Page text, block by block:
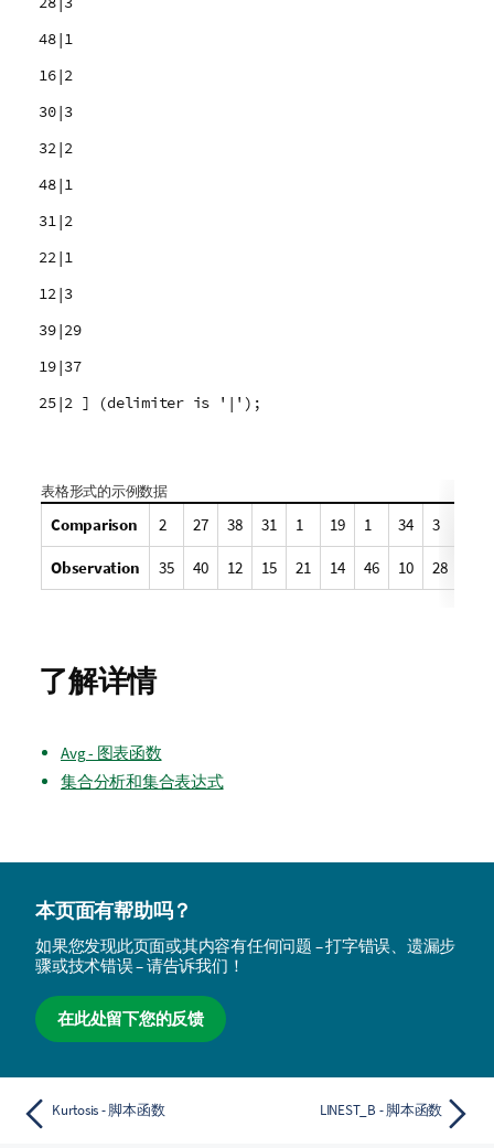
48|1
16|2
30|3
32|2
48|1
31|2
22|1
12|3
39|29
19|37
25|2 ] (delimiter is '|');
表格形式的示例数据
Comparison 2 27 38 31 1 19 1 34 3
Observation 35 40 12 15 21 14 46 10 28
了解详情
Avg - 图表函数
集合分析和集合表达式
本页面有帮助吗？
如果您发现此页面或其内容有任何问题 – 打字错误、遗漏步
骤或技术错误 – 请告诉我们！
在此处留下您的反馈
Kurtosis - 脚本函数 LINEST_B - 脚本函数